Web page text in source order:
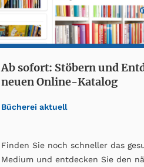
Ab sofort: Stöbern und
neuen Online-Katalog
Bücherei aktuell
Finden Sie noch schneller das
Medium und entdecken Sie den